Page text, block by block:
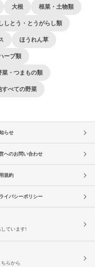
大根 根菜・土物類
しとう・とうがらし類
ほうれん草
ーブ類
菜・つまもの類
すべての野菜
らせ
へのお問い合わせ
規約
イバシーポリシー
ています!
らから